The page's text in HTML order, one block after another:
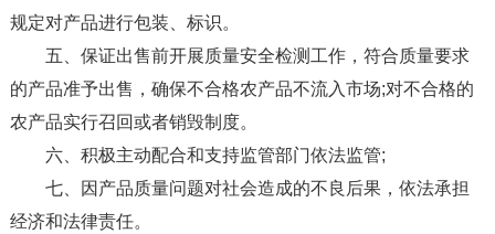
规定对产品进行包装、标识。
五、保证出售前开展质量安全检测工作，符合质量要求
的产品准予出售，确保不合格农产品不流入市场;对不合格的
农产品实行召回或者销毁制度。
六、积极主动配合和支持监管部门依法监管;
七、因产品质量问题对社会造成的不良后果，依法承担
经济和法律责任。